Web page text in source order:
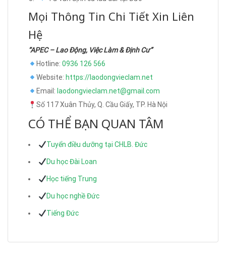
Mọi Thông Tin Chi Tiết Xin Liên
Hệ
“APEC – Lao Động, Việc Làm & Định Cư”
Hotline: 0936 126 566
Website: https://laodongvieclam.net
Email: laodongvieclam.net@gmail.com
Số 117 Xuân Thủy, Q. Cầu Giấy, TP. Hà Nội
CÓ THỂ BẠN QUAN TÂM
Tuyển điều dưỡng tại CHLB. Đức
Du học Đài Loan
Học tiếng Trung
Du học nghề Đức
Tiếng Đức